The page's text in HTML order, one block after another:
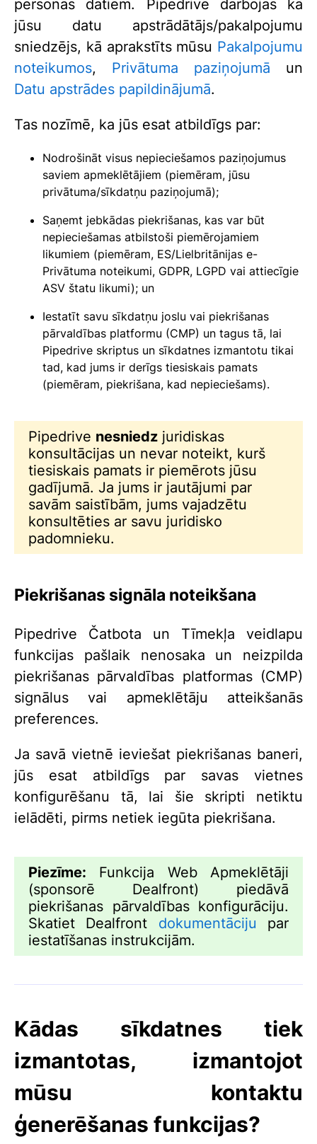
personas datiem. Pipedrive darbojas kā
jūsu datu apstrādātājs/pakalpojumu
sniedzējs, kā aprakstīts mūsu Pakalpojumu
noteikumos, Privātuma paziņojumā un
Datu apstrādes papildinājumā.
Tas nozīmē, ka jūs esat atbildīgs par:
Nodrošināt visus nepieciešamos paziņojumus
saviem apmeklētājiem (piemēram, jūsu
privātuma/sīkdatņu paziņojumā);
Saņemt jebkādas piekrišanas, kas var būt
nepieciešamas atbilstoši piemērojamiem
likumiem (piemēram, ES/Lielbritānijas e-
Privātuma noteikumi, GDPR, LGPD vai attiecīgie
ASV štatu likumi); un
Iestatīt savu sīkdatņu joslu vai piekrišanas
pārvaldības platformu (CMP) un tagus tā, lai
Pipedrive skriptus un sīkdatnes izmantotu tikai
tad, kad jums ir derīgs tiesiskais pamats
(piemēram, piekrišana, kad nepieciešams).
Pipedrive nesniedz juridiskas
konsultācijas un nevar noteikt, kurš
tiesiskais pamats ir piemērots jūsu
gadījumā. Ja jums ir jautājumi par
savām saistībām, jums vajadzētu
konsultēties ar savu juridisko
padomnieku.
Piekrišanas signāla noteikšana
Pipedrive Čatbota un Tīmekļa veidlapu
funkcijas pašlaik nenosaka un neizpilda
piekrišanas pārvaldības platformas (CMP)
signālus vai apmeklētāju atteikšanās
preferences.
Ja savā vietnē ieviešat piekrišanas baneri,
jūs esat atbildīgs par savas vietnes
konfigurēšanu tā, lai šie skripti netiktu
ielādēti, pirms netiek iegūta piekrišana.
Piezīme: Funkcija Web Apmeklētāji
(sponsorē Dealfront) piedāvā
piekrišanas pārvaldības konfigurāciju.
Skatiet Dealfront dokumentāciju par
iestatīšanas instrukcijām.
Kādas sīkdatnes tiek
izmantotas, izmantojot
mūsu kontaktu
ģenerēšanas funkcijas?